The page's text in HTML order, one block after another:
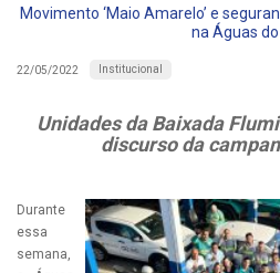
Movimento ‘Maio Amarelo’ e
na Águas do
22/05/2022 Institucional
Unidades da Baixada
discurso da
Durante
essa
semana,